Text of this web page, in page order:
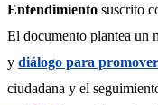
Entendimiento suscrito
El documento plantea un
y diálogo para
ciudadana y el